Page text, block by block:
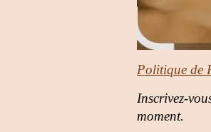
Politique de
Inscrivez-
moment.